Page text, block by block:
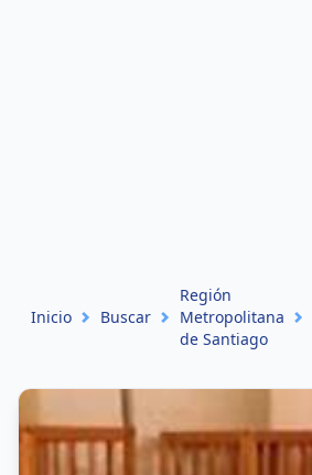
Inicio Buscar
Región
Metropolitana
de Santiago